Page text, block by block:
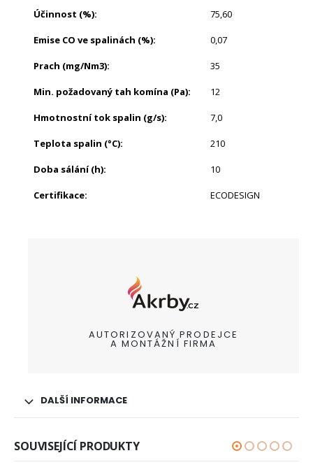
Účinnost (%): 75,60
Emise CO ve spalinách (%): 0,07
Prach (mg/Nm3): 35
Min. požadovaný tah komína (Pa): 12
Hmotnostní tok spalin (g/s): 7,0
Teplota spalin (°C): 210
Doba sálání (h): 10
Certifikace: ECODESIGN
AUTORIZOVANÝ PRODEJCE
A MONTÁŽNÍ FIRMA
DALŠÍ INFORMACE
SOUVISEJÍCÍ PRODUKTY